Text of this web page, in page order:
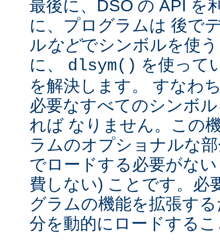
最後に、DSO の API を
に、プログラムは 後で
ルなどでシンボルを使
に、 dlsym() を使って
を解決します。 すなわ
必要なすべてのシンボ
れば なりません。この
ラムのオプショナルな
でロードする必要がな
費しない) ことです。必
グラムの機能を拡張す
分を動的にロードする